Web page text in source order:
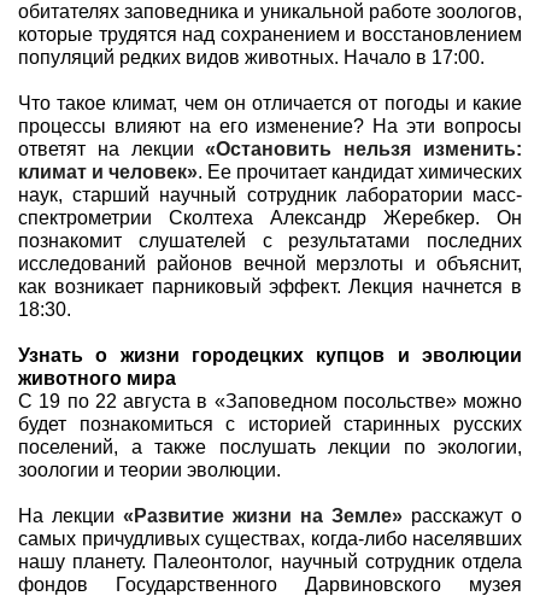
обитателях заповедника и уникальной работе зоологов,
которые трудятся над сохранением и восстановлением
популяций редких видов животных. Начало в 17:00.
Что такое климат, чем он отличается от погоды и какие
процессы влияют на его изменение? На эти вопросы
ответят на лекции«Остановить нельзя изменить:
климат и человек». Ее прочитает кандидат химических
наук, старший научный сотрудник лаборатории масс-
спектрометрии Сколтеха Александр Жеребкер. Он
познакомит слушателей с результатами последних
исследований районов вечной мерзлоты и объяснит,
как возникает парниковый эффект. Лекция начнется в
18:30.
Узнать о жизни городецких купцов и эволюции
животного мира
С 19 по 22 августа в «Заповедном посольстве» можно
будет познакомиться с историей старинных русских
поселений, а также послушать лекции по экологии,
зоологии и теории эволюции.
На лекции «Развитие жизни на Земле» расскажут о
самых причудливых существах, когда-либо населявших
нашу планету. Палеонтолог, научный сотрудник отдела
фондов Государственного Дарвиновского музея